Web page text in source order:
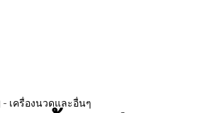
- เครื่องนวดและอื่นๆ